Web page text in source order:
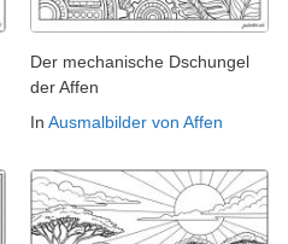
Der mechanische Dschungel
der Affen
In Ausmalbilder von Affen